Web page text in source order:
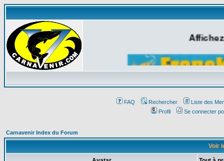
FAQ Rechercher
Liste des
Profil
Se connecter
Carnavenir Index du Forum
Voir